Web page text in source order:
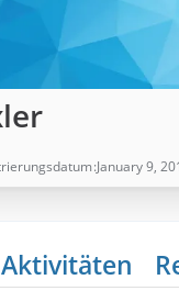
January 9,